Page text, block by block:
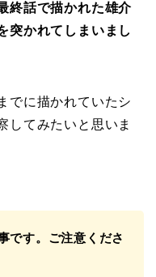
終話で描かれた雄介
突かれてしまいまし
でに描かれていたシ
してみたいと思いま
です。ご注意くださ